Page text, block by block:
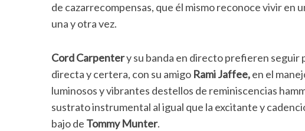
de cazarrecompensas, que él mismo reconoce vivir en
una y otra vez.
Cord Carpentery su banda en directo prefieren seguir
directa y certera, con su amigo Rami Jaffee,en el
luminosos y vibrantes destellos de reminiscencias
sustrato instrumental al igual que la excitante y
bajo de Tommy Munter.